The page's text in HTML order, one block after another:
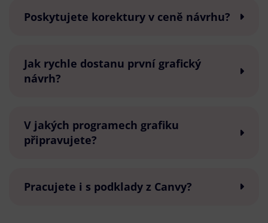
Poskytujete korektury v ceně návrhu?
Jak rychle dostanu první grafický
návrh?
V jakých programech grafiku
připravujete?
Pracujete i s podklady z Canvy?